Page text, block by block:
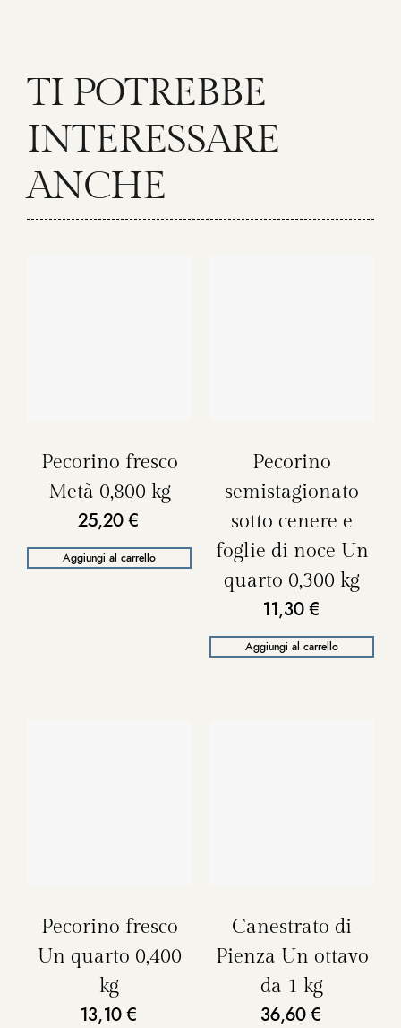
TI POTREBBE
INTERESSARE
ANCHE
Pecorino fresco
Metà 0,800 kg
25,20€
Aggiungi al carrello
Pecorino
semistagionato
sotto cenere e
foglie di noce Un
quarto 0,300 kg
11,30€
Aggiungi al carrello
Pecorino fresco
Un quarto 0,400
kg
13,10€
Canestrato di
Pienza Un ottavo
da 1 kg
36,60€